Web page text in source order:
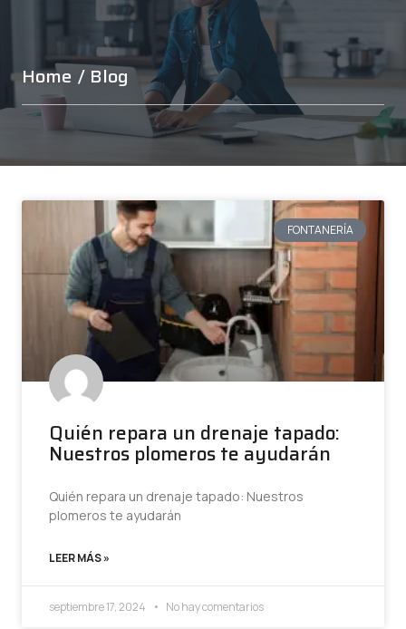
Home / Blog
FONTANERÍA
Quién repara un drenaje tapado:
Nuestros plomeros te ayudarán
Quién repara un drenaje tapado: Nuestros
plomeros te ayudarán
LEER MÁS »
septiembre 17, 2024 No hay comentarios